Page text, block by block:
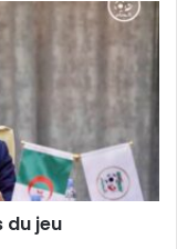
du jeu